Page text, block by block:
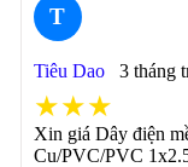
T
Tiêu Dao 3 tháng
★★★
Xin giá Dây điện
Cu/PVC/PVC